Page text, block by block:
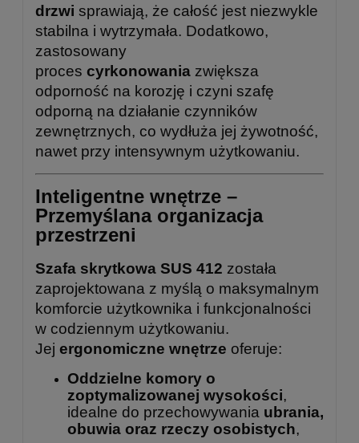
drzwi sprawiają, że całość jest niezwykle
stabilna i wytrzymała. Dodatkowo,
zastosowany
proces cyrkonowania zwiększa
odporność na korozję i czyni szafę
odporną na działanie czynników
zewnętrznych, co wydłuża jej żywotność,
nawet przy intensywnym użytkowaniu.
Inteligentne wnętrze –
Przemyślana organizacja
przestrzeni
Szafa skrytkowa SUS 412 została
zaprojektowana z myślą o maksymalnym
komforcie użytkownika i funkcjonalności
w codziennym użytkowaniu.
Jej ergonomiczne wnętrze oferuje:
Oddzielne komory o
zoptymalizowanej wysokości,
idealne do przechowywania ubrania,
obuwia oraz rzeczy osobistych,